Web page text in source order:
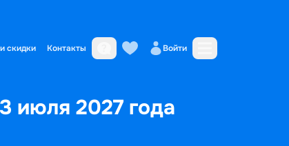
скидки Контакты Войти
июля 2027 года